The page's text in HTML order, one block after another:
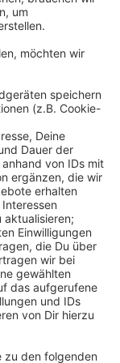
nächsten
sich
ihre
es solle
Muffeln
sieht in
Die
Haltestellen
keine
er. Von der
Im laufenden